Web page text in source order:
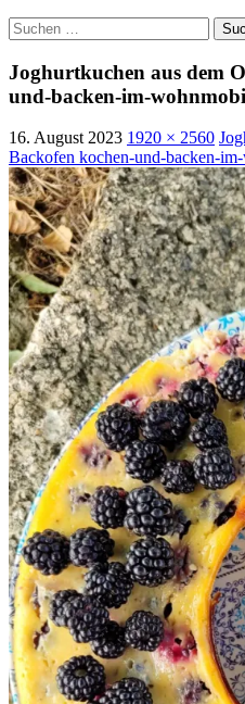
Suchen
nach:
Joghurtkuchen aus dem
und-backen-im-
16. August 2023 1920 × 2560
Backofen kochen-und-backen-